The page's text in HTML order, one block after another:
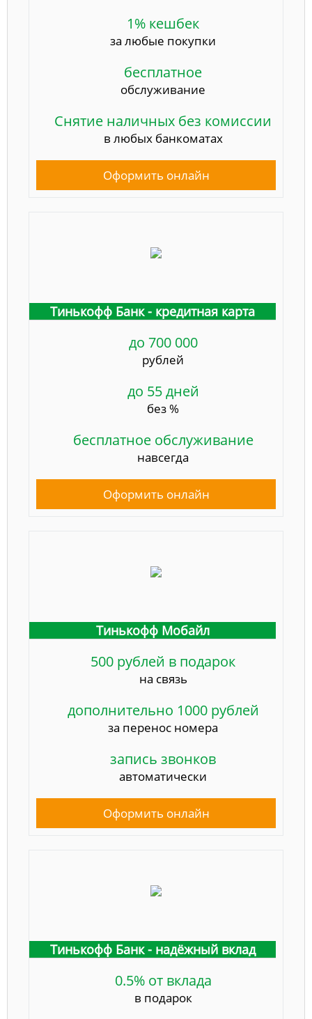
1% кешбек
за любые покупки
бесплатное
обслуживание
Снятие наличных без комиссии
в любых банкоматах
Оформить онлайн
Тинькофф Банк - кредитная карта
до 700 000
рублей
до 55 дней
без %
бесплатное обслуживание
навсегда
Оформить онлайн
Тинькофф Мобайл
500 рублей в подарок
на связь
дополнительно 1000 рублей
за перенос номера
запись звонков
автоматически
Оформить онлайн
Тинькофф Банк - надёжный вклад
0.5% от вклада
в подарок